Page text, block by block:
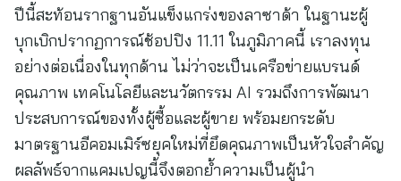
ปีนี้สะท้อนรากฐานอันแข็งแกร่งของลาซาด้า ในฐานะผู้
บุกเบิกปรากฏการณ์ช้อปปิง 11.11 ในภูมิภาคนี้ เราลงทุน
อย่างต่อเนื่องในทุกด้าน ไม่ว่าจะเป็นเครือข่ายแบรนด์
คุณภาพ เทคโนโลยีและนวัตกรรม AI รวมถึงการพัฒนา
ประสบการณ์ของทั้งผู้ซื้อและผู้ขาย พร้อมยกระดับ
มาตรฐานอีคอมเมิร์ซยุคใหม่ที่ยึดคุณภาพเป็นหัวใจสำคัญ
ผลลัพธ์จากแคมเปญนี้จึงตอกย้ำความเป็นผู้นำ